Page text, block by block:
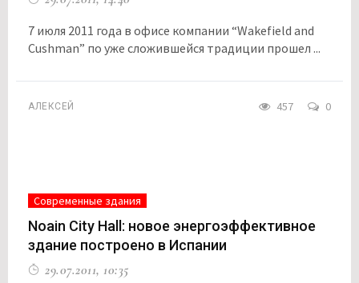
7 июля 2011 года в офисе компании “Wakefield and
Cushman” по уже сложившейся традиции прошел ...
АЛЕКСЕЙ 457 0
Современные здания
Noain City Hall: новое энергоэффективное
здание построено в Испании
29.07.2011, 10:35